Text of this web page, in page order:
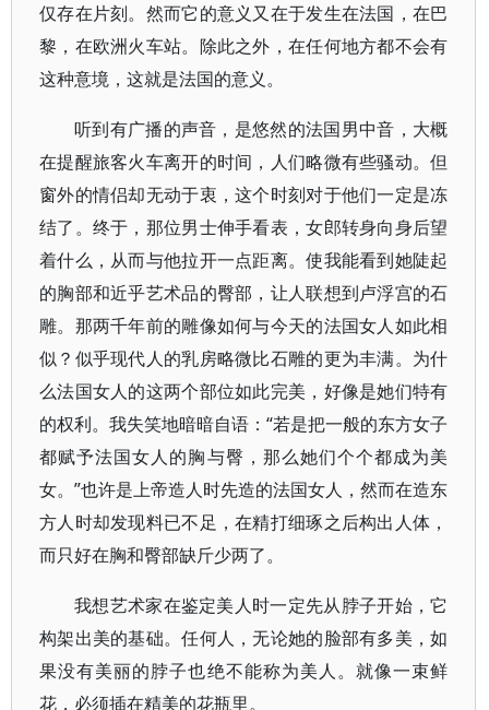
仅存在片刻。然而它的意义又在于发生在法国，在巴
黎，在欧洲火车站。除此之外，在任何地方都不会有
这种意境，这就是法国的意义。
听到有广播的声音，是悠然的法国男中音，大概
在提醒旅客火车离开的时间，人们略微有些骚动。但
窗外的情侣却无动于衷，这个时刻对于他们一定是冻
结了。终于，那位男士伸手看表，女郎转身向身后望
着什么，从而与他拉开一点距离。使我能看到她陡起
的胸部和近乎艺术品的臀部，让人联想到卢浮宫的石
雕。那两千年前的雕像如何与今天的法国女人如此相
似？似乎现代人的乳房略微比石雕的更为丰满。为什
么法国女人的这两个部位如此完美，好像是她们特有
的权利。我失笑地暗暗自语：“若是把一般的东方女子
都赋予法国女人的胸与臀，那么她们个个都成为美
女。”也许是上帝造人时先造的法国女人，然而在造东
方人时却发现料已不足，在精打细琢之后构出人体，
而只好在胸和臀部缺斤少两了。
我想艺术家在鉴定美人时一定先从脖子开始，它
构架出美的基础。任何人，无论她的脸部有多美，如
果没有美丽的脖子也绝不能称为美人。就像一束鲜
花，必须插在精美的花瓶里。